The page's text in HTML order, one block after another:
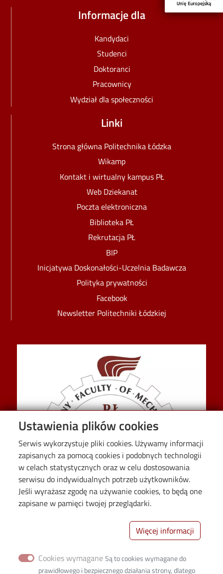
Ustawienia plików cookies
Serwis wykorzystuje pliki cookies. Używamy informacji
zapisanych za pomocą cookies i podobnych technologii
w celach statystycznych oraz w celu dostosowania
serwisu do indywidualnych potrzeb użytkowników.
Jeśli wyrażasz zgodę na używanie cookies, to będą one
zapisane w pamięci twojej przeglądarki.
Więcej informacji
Cookies wymagane Są to cookies wymagane do
prawidłowego i bezpiecznego działania strony, dlatego
90‐537 Łódź ul. Stefanowskiego 1/15
Informacje dla
Kandydaci
Studenci
Doktoranci
Pracownicy
Wydział dla społeczności
Linki
Strona główna Politechnika Łódzka
Wikamp
Kontakt i wirtualny kampus PŁ
Web Dziekanat
Poczta elektroniczna
Biblioteka PŁ
Rekrutacja PŁ
BIP
Inicjatywa Doskonałości-Uczelnia Badawcza
Polityka prywatności
Facebook
Newsletter Politechniki Łódzkiej